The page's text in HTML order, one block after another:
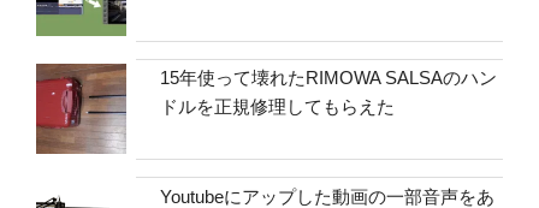
15年使って壊れたRIMOWA SALSAのハン
ドルを正規修理してもらえた
Youtubeにアップした動画の一部音声をあ